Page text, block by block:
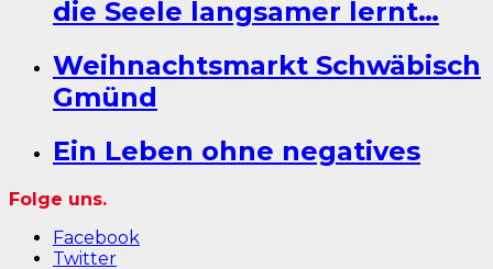
die Seele langsamer lernt…
Weihnachtsmarkt Schwäbisch
Gmünd
Ein Leben ohne negatives
Folge uns.
Facebook
Twitter